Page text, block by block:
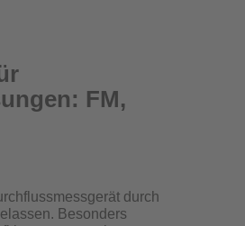
FM,
durch
. Besonders